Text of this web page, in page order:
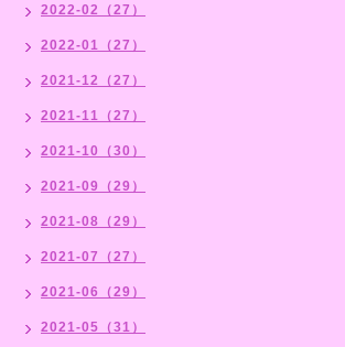
2022-02（27）
2022-01（27）
2021-12（27）
2021-11（27）
2021-10（30）
2021-09（29）
2021-08（29）
2021-07（27）
2021-06（29）
2021-05（31）